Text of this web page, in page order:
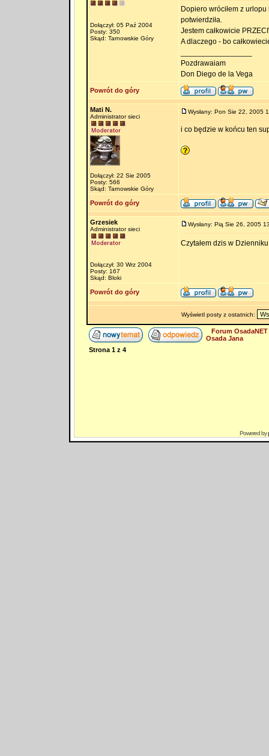
Dołączył: 05 Paź 2004
Posty: 350
Skąd: Tarnowskie Góry
Dopiero wróciłem z
potwierdziła.
Jestem całkowicie
A dlaczego - bo
Pozdrawaiam
Don Diego de la Vega
Powrót do góry
Mati N.
Administrator sieci
Dołączył: 22 Sie 2005
Posty: 566
Skąd: Tarnowskie Góry
Wysłany: Pon Sie 22, 2005
i co będzie w końcu ten
Powrót do góry
Grzesiek
Administrator sieci
Dołączył: 30 Wrz 2004
Posty: 167
Skąd: Bloki
Wysłany: Pią Sie 26, 2005
Czytałem dzis w
Powrót do góry
Wyświetl posty z ostatnich:
Forum
Osada Jana
Strona 1z 4
Powered by